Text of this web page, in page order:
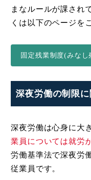
まなルールが課され
くは以下のページを
固定残業制度(みなし
深夜労働の制限
深夜労働は心身に大
業員については就労
労働基準法で深夜労
従業員です。